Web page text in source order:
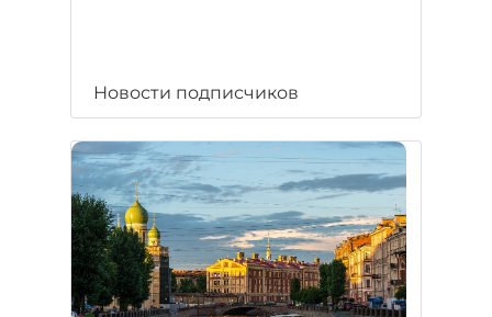
Новости подписчиков